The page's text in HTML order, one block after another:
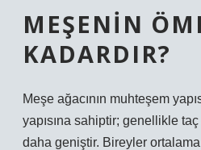
MEŞENIN
KADARDIR?
Meşe ağacının muhteşem
yapısına sahiptir; genellikle
daha geniştir. Bireyler